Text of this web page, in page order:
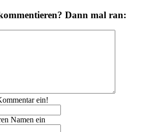
Dann mal ran:
ein!
Namen ein